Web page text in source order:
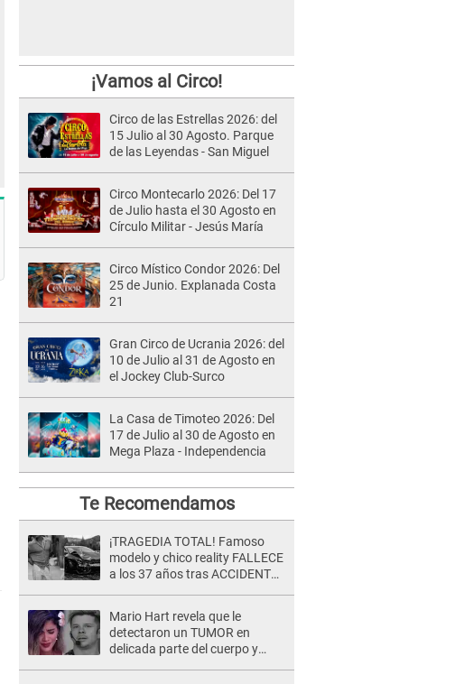
¡Vamos al Circo!
Circo de las Estrellas 2026: del
15 Julio al 30 Agosto. Parque
de las Leyendas - San Miguel
Circo Montecarlo 2026: Del 17
de Julio hasta el 30 Agosto en
Círculo Militar - Jesús María
Circo Místico Condor 2026: Del
25 de Junio. Explanada Costa
21
Gran Circo de Ucrania 2026: del
10 de Julio al 31 de Agosto en
el Jockey Club-Surco
La Casa de Timoteo 2026: Del
17 de Julio al 30 de Agosto en
Mega Plaza - Independencia
Te Recomendamos
¡TRAGEDIA TOTAL! Famoso
modelo y chico reality FALLECE
a los 37 años tras ACCIDENTE
Mario Hart revela que le
detectaron un TUMOR en
delicada parte del cuerpo y